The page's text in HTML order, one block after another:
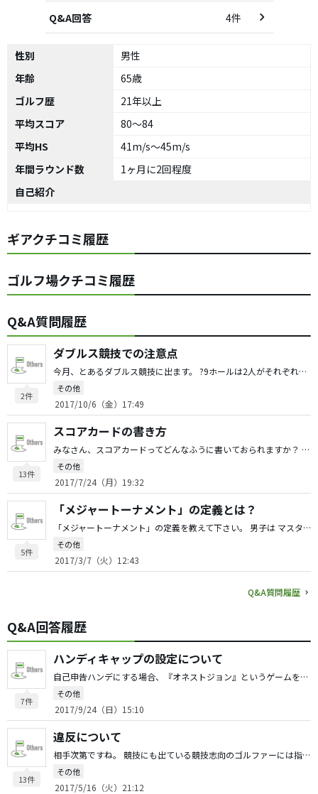
Q&A回答 4件
性別
男性
年齢
65歳
ゴルフ歴
21年以上
平均スコア
80～84
平均HS
41m/s～45m/s
年間ラウンド数
1ヶ月に2回程度
自己紹介
ギアクチコミ履歴
ゴルフ場クチコミ履歴
Q&A質問履歴
2件
ダブルス競技での注意点
今月、とあるダブルス競技に出ます。 ?9ホールは2人がそれぞれプレーして良い方のスコアがチームスコア(ベストボール) ?9ホールは、ティーショットは2人で打ち、良い方のボールを選択して2打目からは交互に打っていくオルタネート方式です。 これらのプレー方式で注意すべき点や、メンタル面での心構えなどありましたらアドバイスをお願いします。m(__)m
その他
2017/10/6（金）17:49
13件
スコアカードの書き方
みなさん、スコアカードってどんなふうに書いておられますか？ 私は、 ?名前の書く順は自分を一番左(もしくは一番上)、後は良く知っている同伴者だと上手い人順。初めて同伴する方がいる場合は、知っている人⇒初めての人 の順で書きます。 ?スコアは、普通にスコアを書いて、自分の分だけはパット数も記入。 ?スコアを数えやすいよう、パーには◯印、バーディには◎印で数字を囲んでます。 ?OBは余白に×印、池など1ペナには△印を書いています。 ?自分や同伴者のすごいナイスショットやひどいミスは、ラウンド後の話題にするためちょっとメモったりしてます。 他の人の書き方を見ていると… ?初心者は余裕がないので、自分のスコアしか書いていない。(^_^;) ?ボギーは＋1、ダボは＋2とオーバー数で書いておられる人。(←トータルの計算がしやすい反面、競技ではオーバー数ではなく、打数を記載するので不便。この書き方は競技に出ない中級者に多い印象です。) ?人のパット数までキッチリ見て書いている人。(←良く見てるなぁ！といつも感心！) ?自分の各ショットの使用番手や結果を事細かにメモしている人。 などなど、いろんな書き方をされています。 「俺はこういうふうに書いている」という、なんかおもしろい、もしくは役に立つスコアカードの使い方があればご意見くださいませ！m(__)m
その他
2017/7/24（月）19:32
5件
「メジャートーナメント」の定義とは？
「メジャートーナメント」の定義を教えて下さい。 男子は マスターズ、全米オープン、全英オープン、全米プロ 女子は ANAインスピレーション、全米女子プロゴルフ選手権、全米女子オープン、全英女子オープン、エビアン選手権 が「メジャートーナメント」とされています。 ?例えば全英女子オープン。 この試合は2001年から「メジャー昇格」ということになっています。 なので、この試合の歴代チャンピオンには岡本綾子さんがおられますが、彼女はメジャーチャンピオンとは扱われていません。 ?一方、ジーン・サラゼン。1935年のマスターズチャンピオンですが、当時のマスターズはボビー・ジョーンズの私的なコンペみたいなマイナーな試合です。しかしサラゼンはメジャーチャンピオンとして扱われています。 ?ゴルフの公的団体が主催しているということであれば、マスターズはこの条件にあてはまらないし…。 ?世界のゴルフツアーを統括している統一の団体があって、そこが「メジャー」だと認定しているわけでもなさそうだし…。 …ということで、何を以て「メジャートーナメント」と定義しているのかよくわかりません。 いろいろ考えた挙げ句、私の思い当たった結論は 「勝つと通常の試合よりも得られる特典が大きい試合」を、単にマスコミが「メジャートーナメント」と俗称しているだけのことなのかなあ？ …ということです。 (1)長期シードか得られるとか、 (2)ランキング加算ポイントが最大級だとか (3)もちろん賞金額も最大級とか よろしくご教示お願いします。
その他
2017/3/7（火）12:43
Q&A質問履歴
Q&A回答履歴
7件
ハンディキャップの設定について
自己申告ハンデにする場合、『オネストジョン』というゲームを並行して行うとおもしろいし、自分に甘いハンデ申請をしてくる人への牽制になります。 ネットスコアで、オーバーパー1打につき100円罰金。アンダーパーは1打につき500円とか1000円とオーバーパーの場合の数倍の罰金を課すようにします。 アンダーパーになると罰金が多額になるので、極端に甘いハンデ申請に対する歯止めになります。 集めた罰金はイーブンパーの人が総取りしてもいいし、(総取りはお金賭けているみたいで問題だと思われるなら)コンペの運営費に回してもいいと思います。
その他
2017/9/24（日）15:10
13件
違反について
相手次第ですね。 競技にも出ている競技志向のゴルファーには指摘しますが、相手がエンジョイゴルファーの場合は基本的にスルーですね。教えても覚える気がない人も多いですし。 もちろん、聞かれたら教えます。
その他
2017/5/16（火）21:12